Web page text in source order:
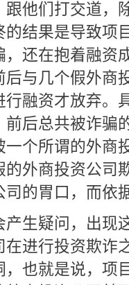
跟他们打交道，
的结果是导致项
，还在抱着融资
后与几个假外商
行融资才放弃。
前后总共被诈骗
一个所谓的外商
的外商投资公司
司的胃口，而依
疑问，出现这
在进行投资欺诈
，也就是说，项